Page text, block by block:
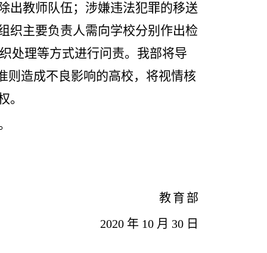
出教师队伍；涉嫌违法犯罪的移送
织主要负责人需向学校分别作出检
处理等方式进行问责。我部将导
则造成不良影响的高校，将视情核
。
教育 部
2020 年 10 月 30 日